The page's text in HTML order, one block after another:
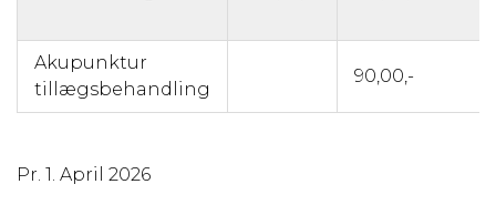
Akupunktur
tillægsbehandling
90,00,-
Pr. 1. April 2026